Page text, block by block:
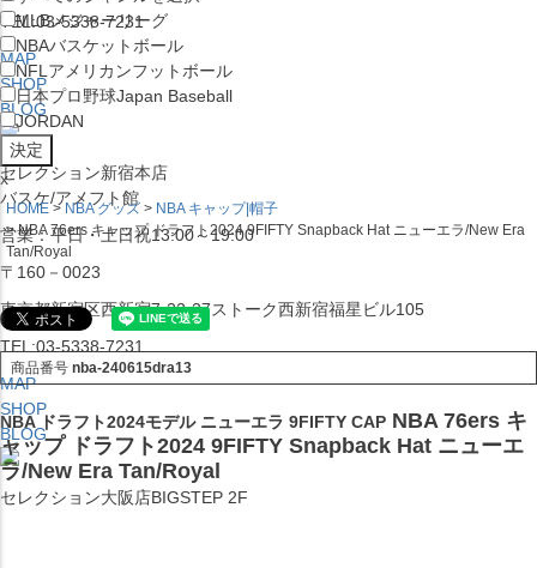
TEL:03-5338-7231
MAP
SHOP
BLOG
セレクション新宿本店
バスケ/アメフト館
営業：平日・土日祝13:00～19:00
〒160－0023
東京都新宿区西新宿7-22-37ストーク西新宿福星ビル105
TEL:03-5338-7231
MAP
SHOP
BLOG
セレクション大阪店BIGSTEP 2F
MLBメジャーリーグ
NBAバスケットボール
NFL アメリカンフットボール
日本プロ野球Japan Baseball
JORDAN
x
HOME NBA グッズ
NBA キャップ|帽子
NBA 76ers キャップ ドラフト2024 9FIFTY Snapback Hat ニューエラ/New Era
Tan/Royal
商品番号 nba-240615dra13
NBA ドラフト2024モデル ニューエラ 9FIFTY CAP NBA 76ers キ
ャップ ドラフト2024 9FIFTY Snapback Hat ニューエ
ラ/New Era Tan/Royal